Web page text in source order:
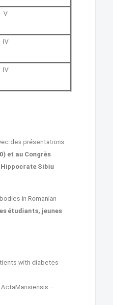
V
IV
IV
des présentations
et au Congrès
Sibiu
in Romanian
étudiants, jeunes
with diabetes
–